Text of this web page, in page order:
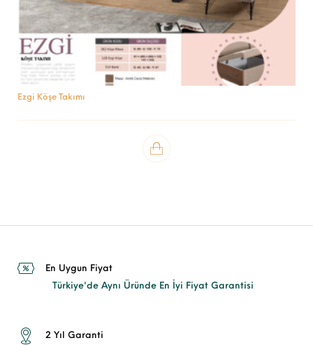
Ezgi Köşe Takımı
En Uygun Fiyat
Türkiye'de Aynı Üründe En İyi Fiyat Garantisi
2 Yıl Garanti